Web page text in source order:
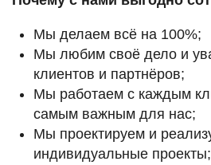
Мы делаем всё на 100%;
Мы любим своё дело и
клиентов и партнёров;
Мы работаем с каждым
самым важным для нас;
Мы проектируем и
индивидуальные проекты;